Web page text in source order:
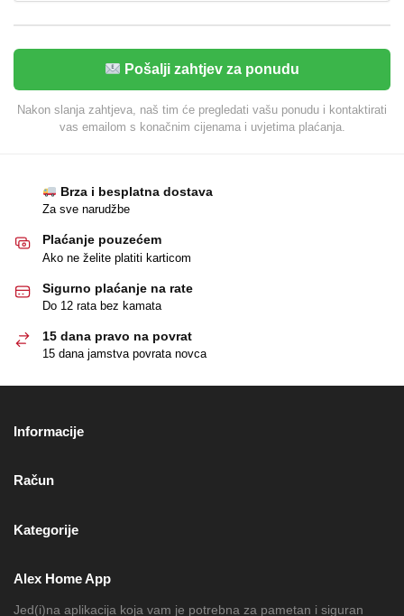
Pošalji zahtjev za ponudu
Nakon slanja zahtjeva, naš tim će pregledati vašu ponudu i kontaktirati
vas emailom s konačnim cijenama i uvjetima plaćanja.
Brza i besplatna dostava
Za sve narudžbe
Plaćanje pouzećem
Ako ne želite platiti karticom
Sigurno plaćanje na rate
Do 12 rata bez kamata
15 dana pravo na povrat
15 dana jamstva povrata novca
Informacije
Račun
Kategorije
Alex Home App
Jed(i)na aplikacija koja vam je potrebna za pametan i siguran